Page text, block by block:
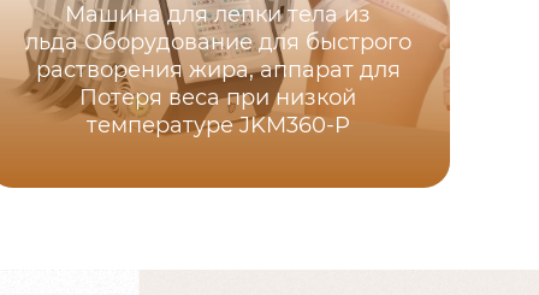
Машина для лепки тела из
льда Оборудование для быстрого
растворения жира, аппарат для
Потеря веса при низкой
температуре JKM360-P